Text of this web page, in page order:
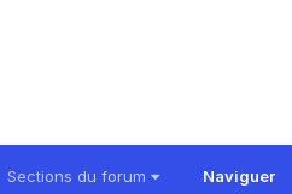
Sections du forum Naviguer